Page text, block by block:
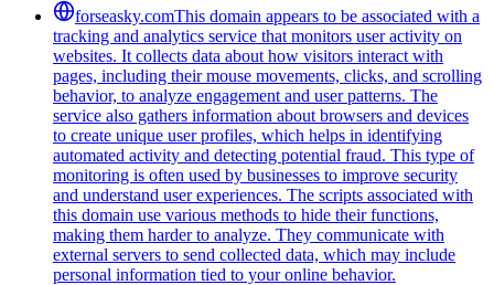
forseasky.comThis domain appears to be associated with a
tracking and analytics service that monitors user activity on
websites. It collects data about how visitors interact with
pages, including their mouse movements, clicks, and scrolling
behavior, to analyze engagement and user patterns. The
service also gathers information about browsers and devices
to create unique user profiles, which helps in identifying
automated activity and detecting potential fraud. This type of
monitoring is often used by businesses to improve security
and understand user experiences. The scripts associated with
this domain use various methods to hide their functions,
making them harder to analyze. They communicate with
external servers to send collected data, which may include
personal information tied to your online behavior.